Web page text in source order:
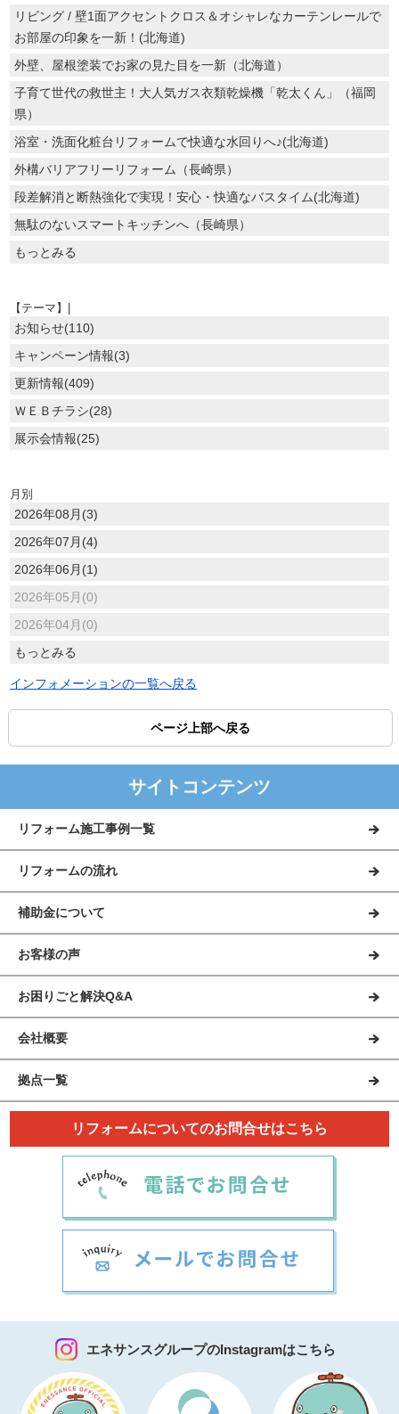
リビング / 壁1面アクセントクロス＆オシャレなカーテンレールで
お部屋の印象を一新！(北海道)
外壁、屋根塗装でお家の見た目を一新（北海道）
子育て世代の救世主！大人気ガス衣類乾燥機「乾太くん」（福岡
県）
浴室・洗面化粧台リフォームで快適な水回りへ♪(北海道)
外構バリアフリーリフォーム（長崎県）
段差解消と断熱強化で実現！安心・快適なバスタイム(北海道)
無駄のないスマートキッチンへ（長崎県）
もっとみる
【テーマ】|
お知らせ(110)
キャンペーン情報(3)
更新情報(409)
ＷＥＢチラシ(28)
展示会情報(25)
月別
2026年08月(3)
2026年07月(4)
2026年06月(1)
2026年05月(0)
2026年04月(0)
もっとみる
インフォメーションの一覧へ戻る
ページ上部へ戻る
サイトコンテンツ
リフォーム施工事例一覧
リフォームの流れ
補助金について
お客様の声
お困りごと解決Q&A
会社概要
拠点一覧
リフォームについてのお問合せはこちら
エネサンスグループのInstagramはこちら